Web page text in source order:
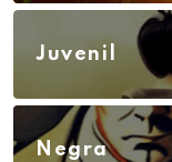
Juvenil
Negra